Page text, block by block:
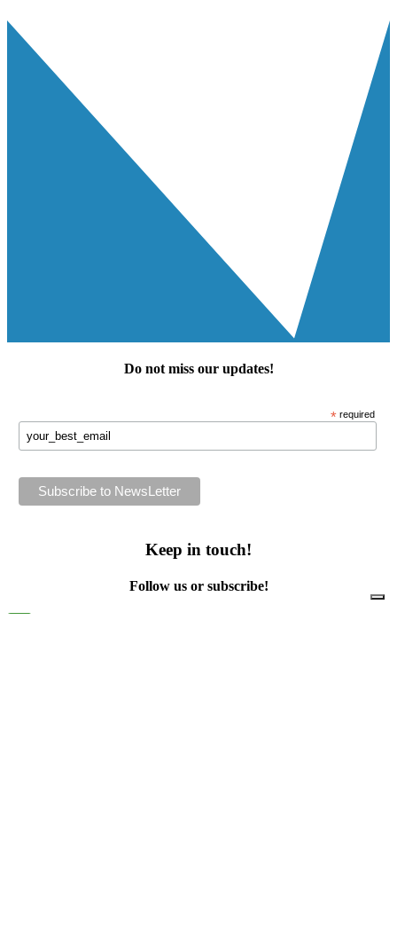
Do not miss our updates!
* required
Keep in touch!
Follow us or subscribe!